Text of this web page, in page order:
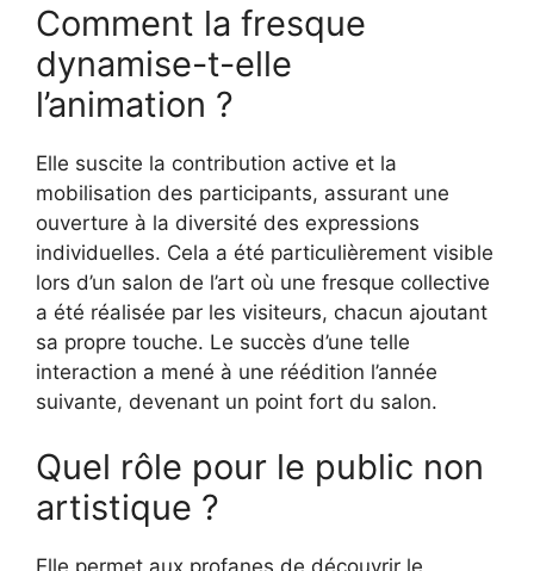
Comment la fresque
dynamise-t-elle
l’animation ?
Elle suscite la contribution active et la
mobilisation des participants, assurant une
ouverture à la diversité des expressions
individuelles. Cela a été particulièrement visible
lors d’un salon de l’art où une fresque collective
a été réalisée par les visiteurs, chacun ajoutant
sa propre touche. Le succès d’une telle
interaction a mené à une réédition l’année
suivante, devenant un point fort du salon.
Quel rôle pour le public non
artistique ?